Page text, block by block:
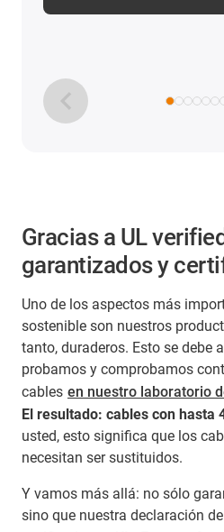
Gracias a UL
garantizados y
Uno de los aspectos más
sostenible son nuestros
tanto, duraderos. Esto se debe
probamos y comprobamos
cables en nuestro laboratorio
El resultado: cables con hasta
usted, esto significa que los
necesitan ser sustituidos.
Y vamos más allá: no sólo
sino que nuestra declaración